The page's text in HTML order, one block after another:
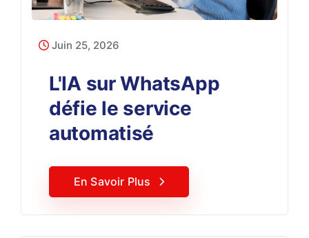
Juin 25, 2026
L'IA sur WhatsApp
défie le service
automatisé
En Savoir Plus